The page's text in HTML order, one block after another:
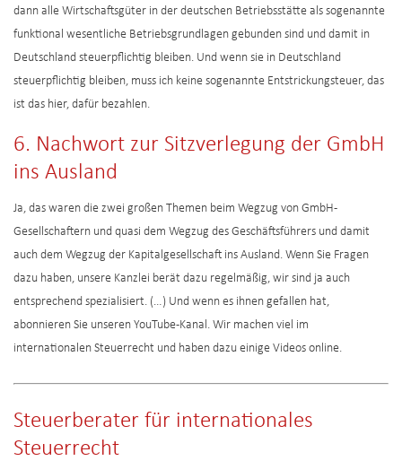
dann alle Wirtschaftsgüter in der deutschen Betriebsstätte als sogenannte
funktional wesentliche Betriebsgrundlagen gebunden sind und damit in
Deutschland steuerpflichtig bleiben. Und wenn sie in Deutschland
steuerpflichtig bleiben, muss ich keine sogenannte Entstrickungsteuer, das
ist das hier, dafür bezahlen.
6. Nachwort zur Sitzverlegung der GmbH
ins Ausland
Ja, das waren die zwei großen Themen beim Wegzug von GmbH-
Gesellschaftern und quasi dem Wegzug des Geschäftsführers und damit
auch dem Wegzug der Kapitalgesellschaft ins Ausland. Wenn Sie Fragen
dazu haben, unsere Kanzlei berät dazu regelmäßig, wir sind ja auch
entsprechend spezialisiert. (…) Und wenn es ihnen gefallen hat,
abonnieren Sie unseren YouTube-Kanal. Wir machen viel im
internationalen Steuerrecht und haben dazu einige Videos online.
Steuerberater für internationales
Steuerrecht